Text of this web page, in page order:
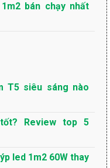
bán chạy nhất
T5 siêu sáng nào
Review top 5
led 1m2 60W thay